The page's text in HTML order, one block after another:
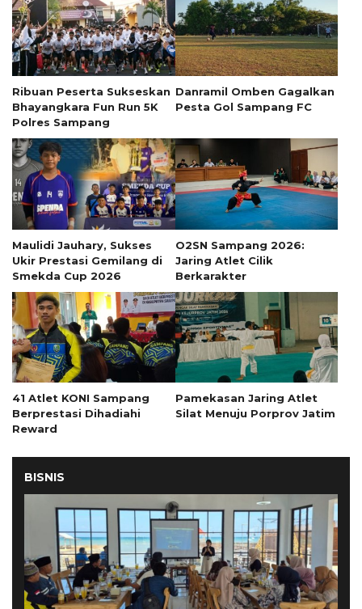
Ribuan Peserta Sukseskan
Bhayangkara Fun Run 5K
Polres Sampang
Danramil Omben Gagalkan
Pesta Gol Sampang FC
Maulidi Jauhary, Sukses
Ukir Prestasi Gemilang di
Smekda Cup 2026
O2SN Sampang 2026:
Jaring Atlet Cilik
Berkarakter
41 Atlet KONI Sampang
Berprestasi Dihadiahi
Reward
Pamekasan Jaring Atlet
Silat Menuju Porprov Jatim
BISNIS